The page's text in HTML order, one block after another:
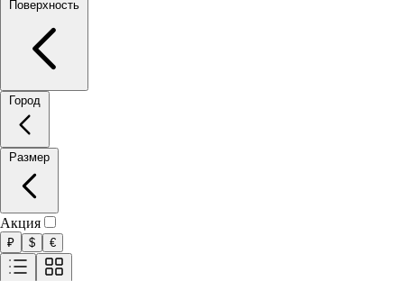
Акция
₽ $ €